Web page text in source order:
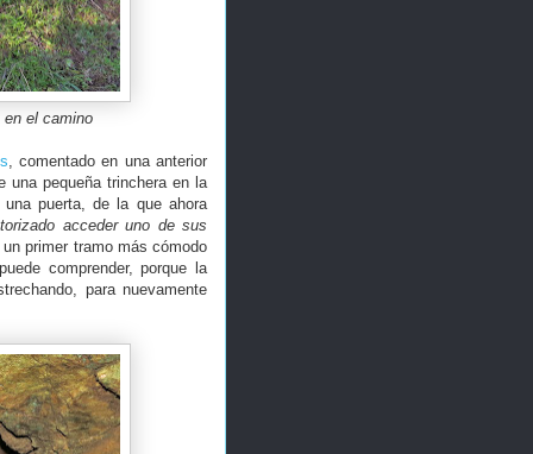
en el camino
, comentado en una anterior
una pequeña trinchera en la
puerta, de la que ahora
acceder uno de sus
primer tramo más cómodo
comprender, porque la
para nuevamente